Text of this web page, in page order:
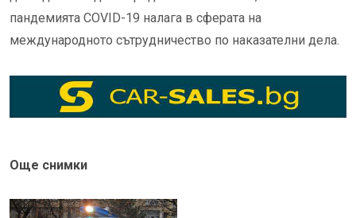
пандемията COVID-19 налага в сферата на
международното сътрудничество по наказателни дела.
Още снимки